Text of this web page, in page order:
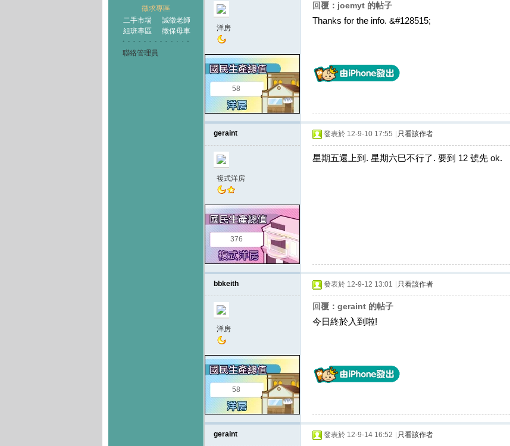
徵求專區
二手市場
誠徵老師
組班專區
徵保母車
聯絡管理員
洋房
58
回覆：joemyt 的帖子
Thanks for the info. &#128515;
geraint
複式洋房
376
發表於 12-9-10 17:55 只看該作者
星期五還上到. 星期六巳不行了. 要到 12 號先 ok.
bbkeith
洋房
58
發表於 12-9-12 13:01 只看該作者
回覆：geraint 的帖子
今日終於入到啦!
geraint
發表於 12-9-14 16:52 只看該作者